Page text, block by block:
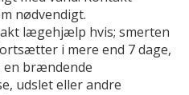
nødvendigt.
lægehjælp hvis; smerten
i mere end 7 dage,
en brændende
udslet eller andre